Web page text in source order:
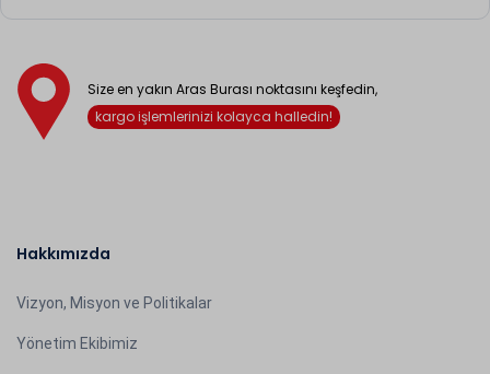
Size en yakın Aras Burası noktasını keşfedin,
kargo işlemlerinizi kolayca halledin!
Hakkımızda
Vizyon, Misyon ve Politikalar
Yönetim Ekibimiz